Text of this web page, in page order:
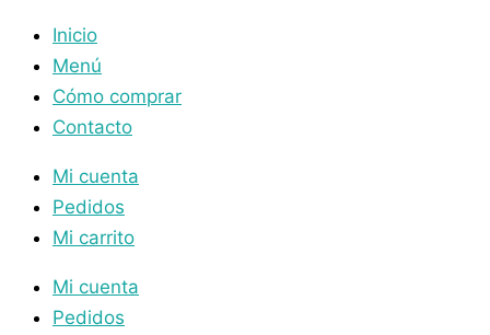
Inicio
Menú
Cómo comprar
Contacto
Mi cuenta
Pedidos
Mi carrito
Mi cuenta
Pedidos